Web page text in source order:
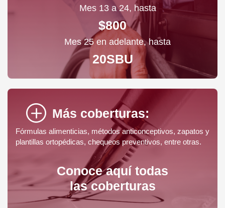
Mes 13 a 24, hasta
$800
Mes 25 en adelante, hasta
20SBU
Más coberturas:
Fórmulas alimenticias, métodos anticonceptivos, zapatos y
plantillas ortopédicas, chequeos preventivos, entre otras.
Conoce aquí todas
las coberturas